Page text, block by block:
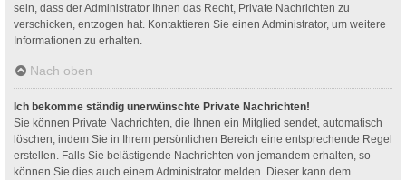
sein, dass der Administrator Ihnen das Recht, Private Nachrichten zu
verschicken, entzogen hat. Kontaktieren Sie einen Administrator, um weitere
Informationen zu erhalten.
Nach oben
Ich bekomme ständig unerwünschte Private Nachrichten!
Sie können Private Nachrichten, die Ihnen ein Mitglied sendet, automatisch
löschen, indem Sie in Ihrem persönlichen Bereich eine entsprechende Regel
erstellen. Falls Sie belästigende Nachrichten von jemandem erhalten, so
können Sie dies auch einem Administrator melden. Dieser kann dem